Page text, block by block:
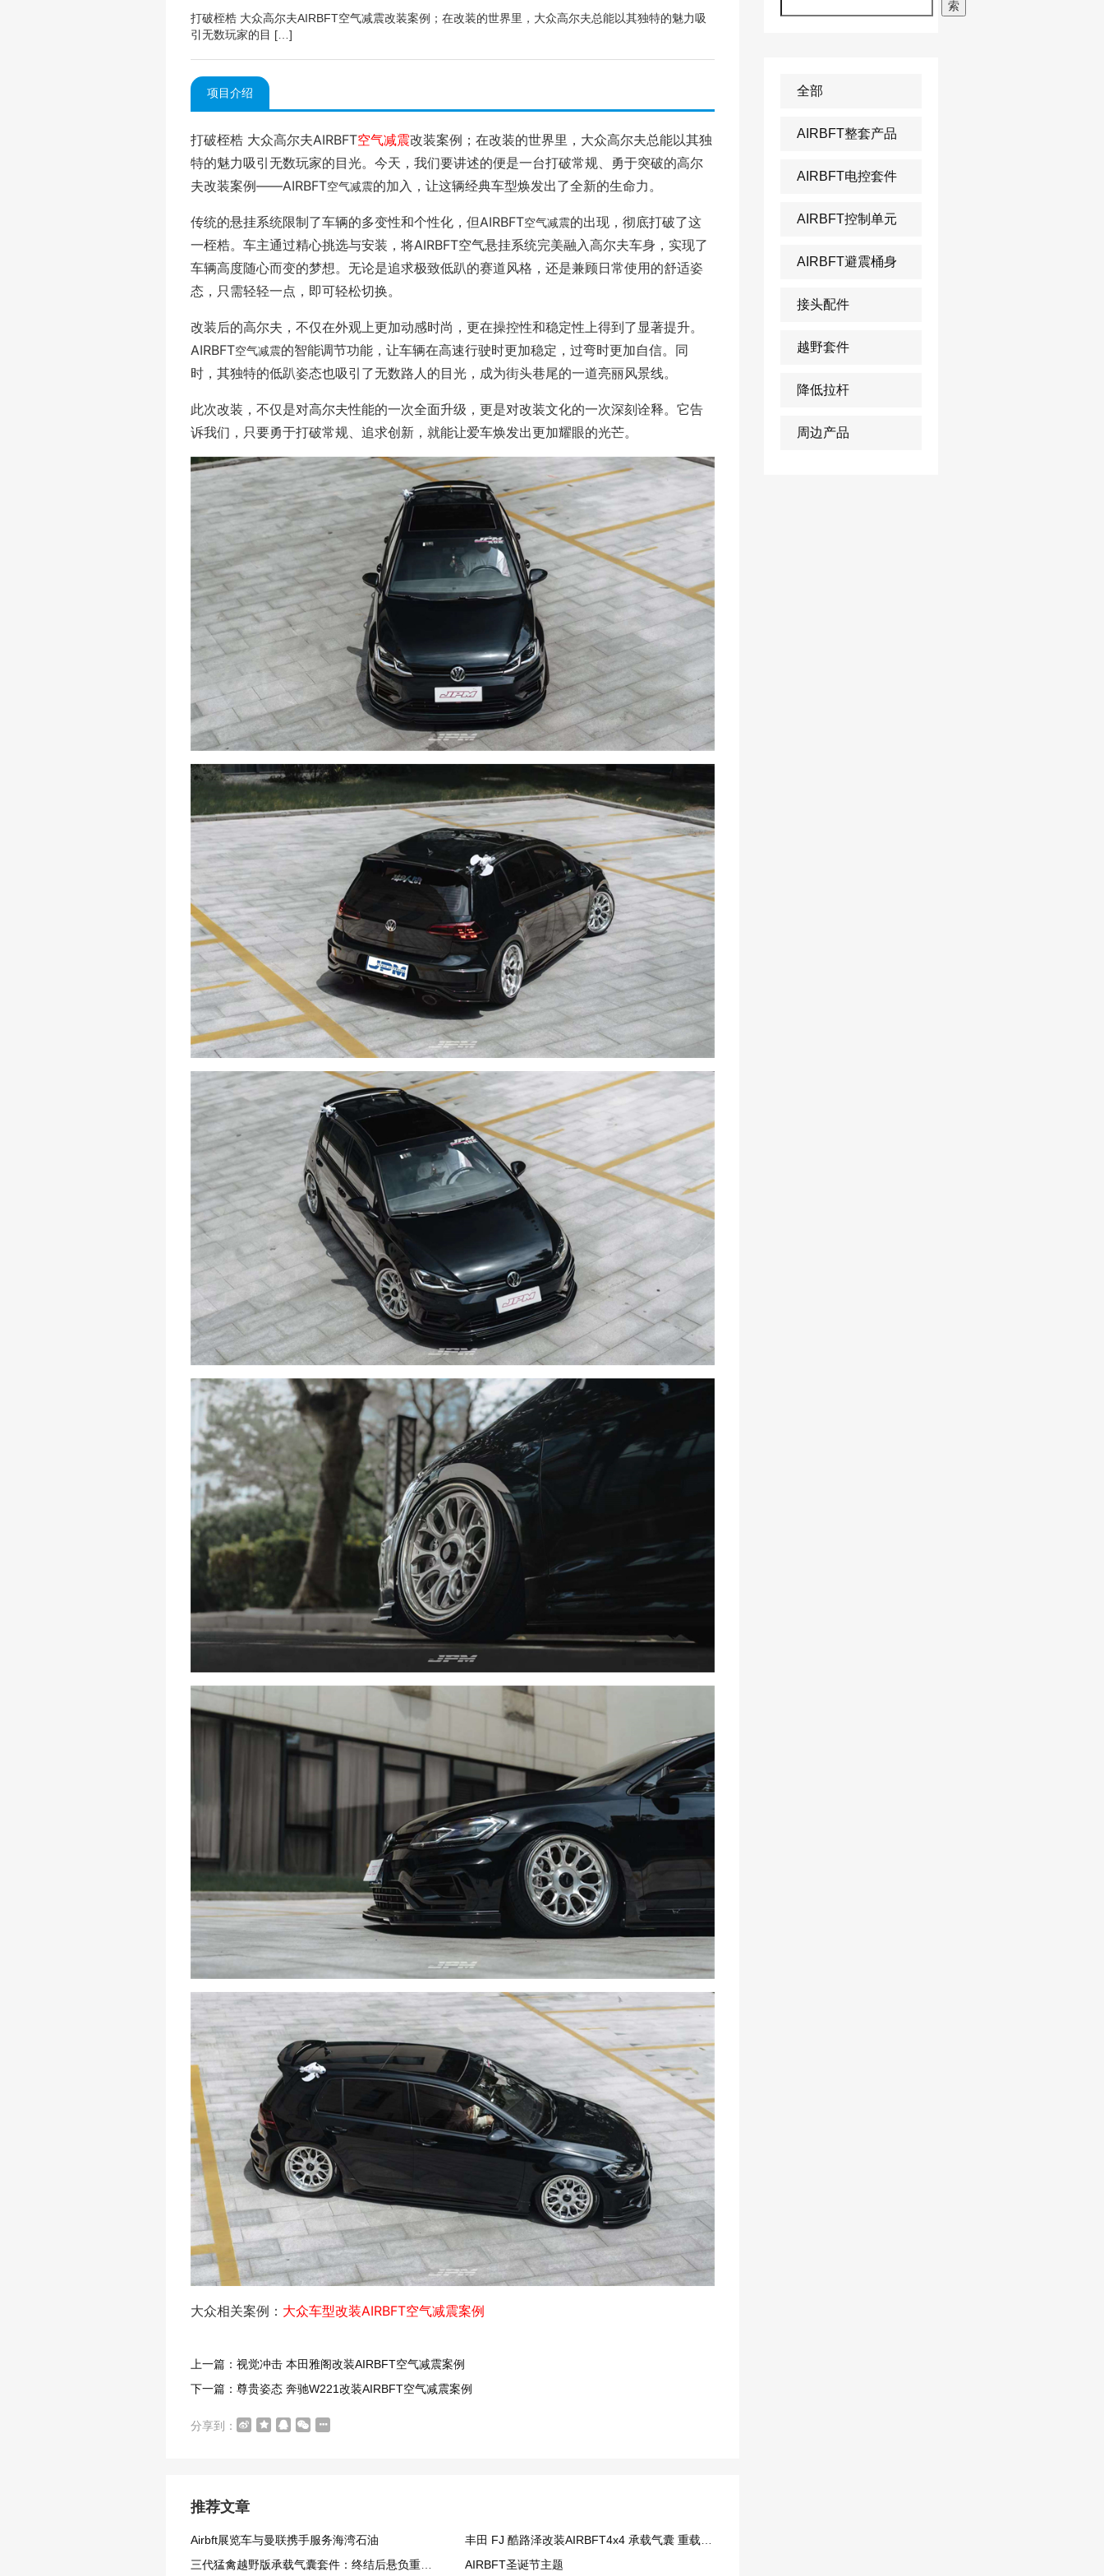
打破桎梏 大众高尔夫AIRBFT空气减震改装案例；在改装的世界里，大众高尔夫总能以其独特的魅力吸
引无数玩家的目 […]
项目介绍
打破桎梏 大众高尔夫AIRBFT空气减震改装案例；在改装的世界里，大众高尔夫总能以其独
特的魅力吸引无数玩家的目光。今天，我们要讲述的便是一台打破常规、勇于突破的高尔
夫改装案例——AIRBFT空气减震的加入，让这辆经典车型焕发出了全新的生命力。
传统的悬挂系统限制了车辆的多变性和个性化，但AIRBFT空气减震的出现，彻底打破了这
一桎梏。车主通过精心挑选与安装，将AIRBFT空气悬挂系统完美融入高尔夫车身，实现了
车辆高度随心而变的梦想。无论是追求极致低趴的赛道风格，还是兼顾日常使用的舒适姿
态，只需轻轻一点，即可轻松切换。
改装后的高尔夫，不仅在外观上更加动感时尚，更在操控性和稳定性上得到了显著提升。
AIRBFT空气减震的智能调节功能，让车辆在高速行驶时更加稳定，过弯时更加自信。同
时，其独特的低趴姿态也吸引了无数路人的目光，成为街头巷尾的一道亮丽风景线。
此次改装，不仅是对高尔夫性能的一次全面升级，更是对改装文化的一次深刻诠释。它告
诉我们，只要勇于打破常规、追求创新，就能让爱车焕发出更加耀眼的光芒。
大众相关案例： 大众车型改装AIRBFT空气减震案例
上一篇：视觉冲击 本田雅阁改装AIRBFT空气减震案例
下一篇：尊贵姿态 奔驰W221改装AIRBFT空气减震案例
分享到：
推荐文章
Airbft展览车与曼联携手服务海湾石油
丰田 FJ 酷路泽改装AIRBFT4x4 承载气囊 重载越野更加从容
三代猛禽越野版承载气囊套件：终结后悬负重下榻，重载越野更从容
AIRBFT圣诞节主题
索
全部
AIRBFT整套产品
AIRBFT电控套件
AIRBFT控制单元
AIRBFT避震桶身
接头配件
越野套件
降低拉杆
周边产品